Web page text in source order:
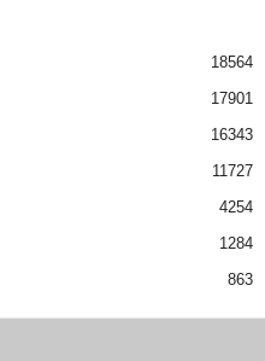
18564
17901
16343
11727
4254
1284
863